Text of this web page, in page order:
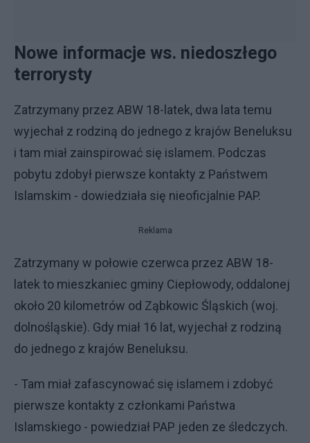
Nowe informacje ws. niedoszłego
terrorysty
Zatrzymany przez ABW 18-latek, dwa lata temu
wyjechał z rodziną do jednego z krajów Beneluksu
i tam miał zainspirować się islamem. Podczas
pobytu zdobył pierwsze kontakty z Państwem
Islamskim - dowiedziała się nieoficjalnie PAP.
Reklama
Zatrzymany w połowie czerwca przez ABW 18-
latek to mieszkaniec gminy Ciepłowody, oddalonej
około 20 kilometrów od Ząbkowic Śląskich (woj.
dolnośląskie). Gdy miał 16 lat, wyjechał z rodziną
do jednego z krajów Beneluksu.
- Tam miał zafascynować się islamem i zdobyć
pierwsze kontakty z członkami Państwa
Islamskiego - powiedział PAP jeden ze śledczych.